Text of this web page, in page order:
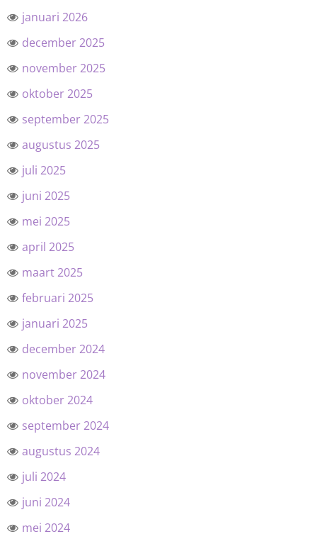
januari 2026
december 2025
november 2025
oktober 2025
september 2025
augustus 2025
juli 2025
juni 2025
mei 2025
april 2025
maart 2025
februari 2025
januari 2025
december 2024
november 2024
oktober 2024
september 2024
augustus 2024
juli 2024
juni 2024
mei 2024